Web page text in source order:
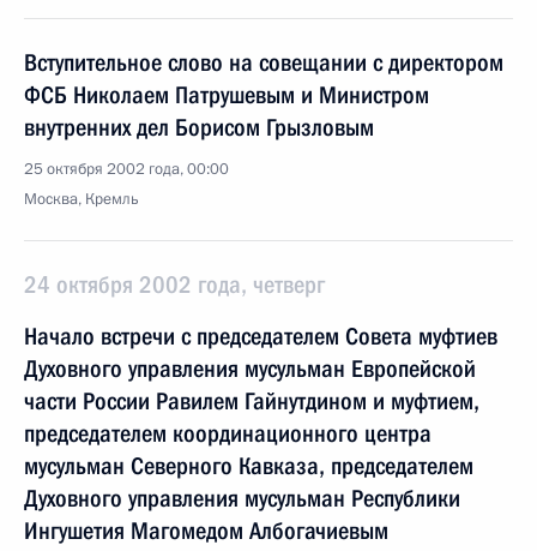
Вступительное слово на совещании с директором
ФСБ Николаем Патрушевым и Министром
внутренних дел Борисом Грызловым
25 октября 2002 года, 00:00
Москва, Кремль
24 октября 2002 года, четверг
Начало встречи с председателем Совета муфтиев
Духовного управления мусульман Европейской
части России Равилем Гайнутдином и муфтием,
председателем координационного центра
мусульман Северного Кавказа, председателем
Духовного управления мусульман Республики
Ингушетия Магомедом Албогачиевым